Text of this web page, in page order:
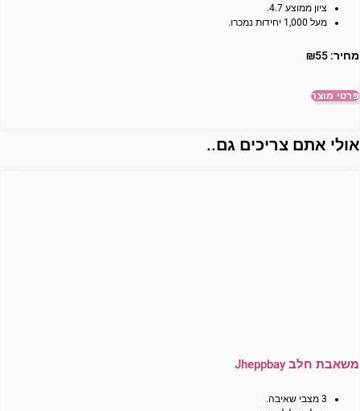
ציון ממוצע 4.7.
מעל 1,000 יחידות נמכרו.
מחיר: ₪55
פרטי מוצר
אולי אתם צריכים גם..
משאבת חלב Jheppbay
3 מצבי שאיבה.